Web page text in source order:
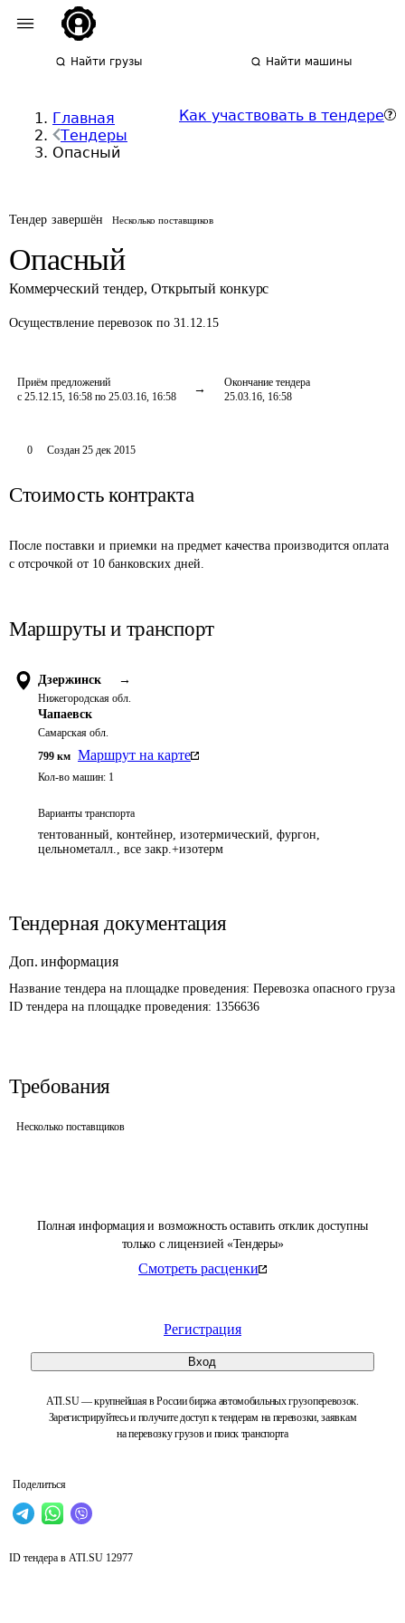
Найти грузы Найти машины
Главная
Тендеры
Опасный
Как участвовать в тендере
Тендер завершён Несколько поставщиков
Опасный
Коммерческий тендер, Открытый конкурс
Осуществление перевозок по 31.12.15
Приём предложений
с 25.12.15, 16:58 по 25.03.16, 16:58
Окончание тендера
25.03.16, 16:58
Полная информация и возможность оставить отклик доступны
только с лицензией «Тендеры»
Смотреть расценки
Регистрация
Вход
ATI.SU — крупнейшая в России биржа автомобильных грузоперевозок.
Зарегистрируйтесь и получите доступ к тендерам на перевозки, заявкам
на перевозку грузов и поиск транспорта
Поделиться
0 Создан 25 дек 2015
Стоимость контракта
После поставки и приемки на предмет качества производится оплата
с отсрочкой от 10 банковских дней.
Маршруты и транспорт
Дзержинск →
Нижегородская обл.
Чапаевск
Самарская обл.
799 км Маршрут на карте
Кол-во машин: 1
Варианты транспорта
тентованный, контейнер, изотермический, фургон,
цельнометалл., все закр.+изотерм
Тендерная документация
Доп. информация
Название тендера на площадке проведения: Перевозка опасного груза
ID тендера на площадке проведения: 1356636
Требования
Несколько поставщиков
ID тендера в ATI.SU 12977